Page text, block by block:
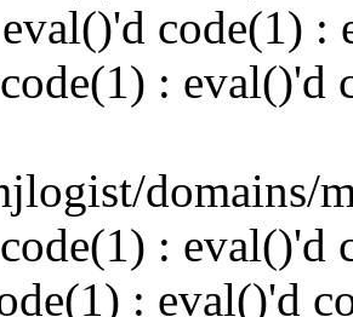
code(1) :
: eval()'d
domains/
: eval()'d
: eval()'d